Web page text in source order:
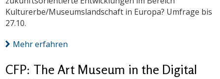
Kulturerbe/Museumslandschaft in Europa? Umfrage bis
27.10.
Mehr erfahren
CFP: The Art Museum in the Digital